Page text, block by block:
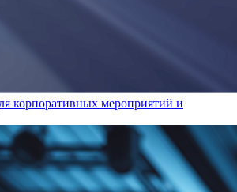
корпоративных мероприятий и